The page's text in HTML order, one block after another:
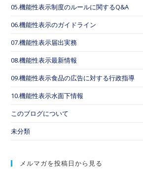
05.機能性表示制度のルールに関するQ&A
06.機能性表示のガイドライン
07.機能性表示届出実務
08.機能性表示最新情報
09.機能性表示食品の広告に対する行政指導
10.機能性表示水面下情報
このブログについて
未分類
メルマガを投稿日から見る